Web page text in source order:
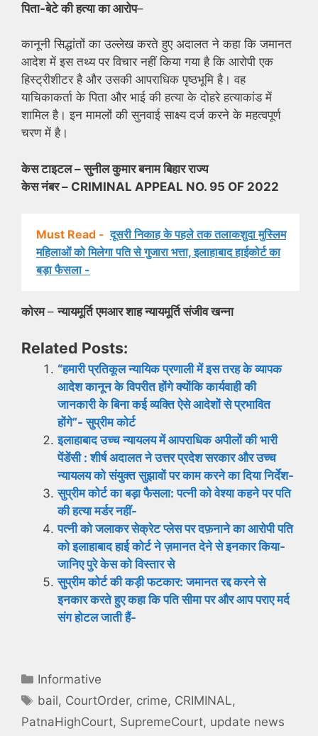
पिता-बेटे की हत्या का आरोप–
कानूनी सिद्धांतों का उल्लेख करते हुए अदालत ने कहा कि जमानत
आदेश में इस तथ्य पर विचार नहीं किया गया है कि आरोपी एक
हिस्ट्रीशीटर है और उसकी आपराधिक पृष्ठभूमि है। वह
याचिकाकर्ता के पिता और भाई की हत्या के दोहरे हत्याकांड में
शामिल है। इन मामलों की सुनवाई साक्ष्य दर्ज करने के महत्वपूर्ण
चरण में है।
केस टाइटल – सुनील कुमार बनाम बिहार राज्य
केस नंबर – CRIMINAL APPEAL NO. 95 OF 2022
Must Read - दूसरी निकाह के पहले तक तलाकशुदा मुस्लिम
महिलाओं को मिलेगा पति से गुजारा भत्ता, इलाहाबाद हाईकोर्ट का
बड़ा फैसला -
कोरम–न्यायमूर्ति एमआर शाह न्यायमूर्ति संजीव खन्ना
Related Posts:
“हमारी प्रतिकूल न्यायिक प्रणाली में इस तरह के व्यापक
आदेश कानून के विपरीत होंगे क्योंकि कार्यवाही की
जानकारी के बिना कई व्यक्ति ऐसे आदेशों से प्रभावित
होंगे”- सुप्रीम कोर्ट
इलाहाबाद उच्च न्यायलय में आपराधिक अपीलों की भारी
पेंडेंसी : शीर्ष अदालत ने उत्तर प्रदेश सरकार और उच्च
न्यायलय को संयुक्त सुझावों पर काम करने का दिया निर्देश-
सुप्रीम कोर्ट का बड़ा फैसला: पत्नी को वेश्या कहने पर पति
की हत्या मर्डर नहीं-
पत्नी को जलाकर सेक्रेट प्लेस पर दफ़नाने का आरोपी पति
को इलाहाबाद हाई कोर्ट ने ज़मानत देने से इनकार किया-
जानिए पुरे केस को विस्तार से
सुप्रीम कोर्ट की कड़ी फटकार: जमानत रद्द करने से
इनकार करते हुए कहा कि पति सीमा पर और आप पराए मर्द
संग होटल जाती हैं-
Categories
Informative
Tags
bail, CourtOrder, crime, CRIMINAL,
PatnaHighCourt, SupremeCourt, update news